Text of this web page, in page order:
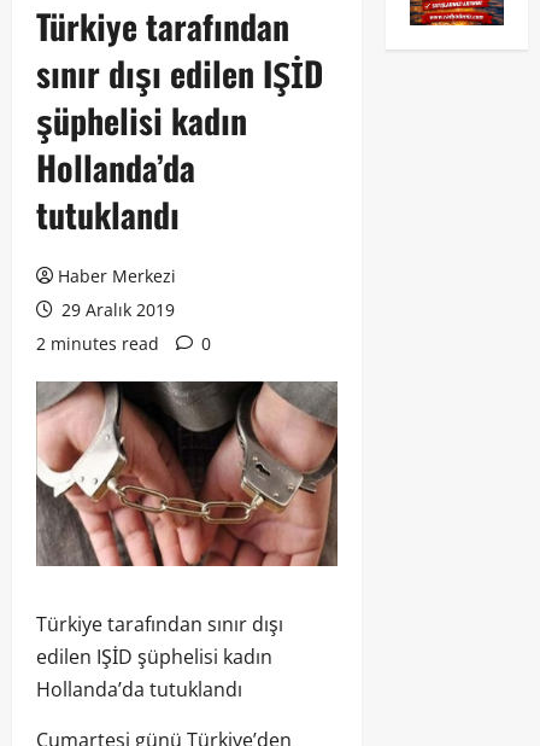
Türkiye tarafından
sınır dışı edilen IŞİD
şüphelisi kadın
Hollanda’da
tutuklandı
Haber Merkezi
29 Aralık 2019
2 minutes read
0
Türkiye tarafından sınır dışı
edilen IŞİD şüphelisi kadın
Hollanda’da tutuklandı
Cumartesi günü Türkiye’den